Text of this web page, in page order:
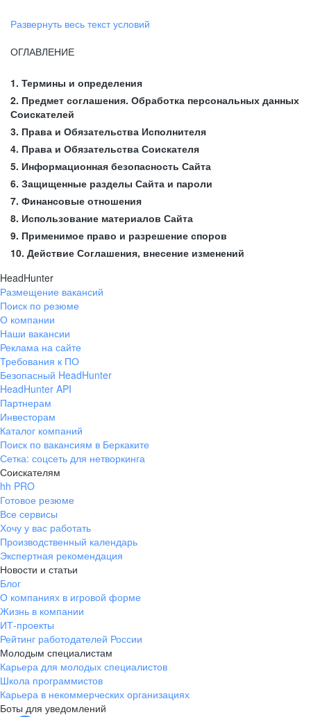
Развернуть весь текст условий
ОГЛАВЛЕНИЕ
1. Термины и определения
2. Предмет соглашения. Обработка персональных данных
Соискателей
3. Права и Обязательства Исполнителя
4. Права и Обязательства Соискателя
5. Информационная безопасность Сайта
6. Защищенные разделы Сайта и пароли
7. Финансовые отношения
8. Использование материалов Сайта
9. Применимое право и разрешение споров
10. Действие Соглашения, внесение изменений
HeadHunter
Размещение вакансий
Поиск по резюме
О компании
Наши вакансии
Реклама на сайте
Требования к ПО
Безопасный HeadHunter
HeadHunter API
Партнерам
Инвесторам
Каталог компаний
Поиск по вакансиям в Беркаките
Сетка: соцсеть для нетворкинга
Соискателям
hh PRO
Готовое резюме
Все сервисы
Хочу у вас работать
Производственный календарь
Экспертная рекомендация
Новости и статьи
Блог
О компаниях в игровой форме
Жизнь в компании
ИТ-проекты
Рейтинг работодателей России
Молодым специалистам
Карьера для молодых специалистов
Школа программистов
Карьера в некоммерческих организациях
Боты для уведомлений